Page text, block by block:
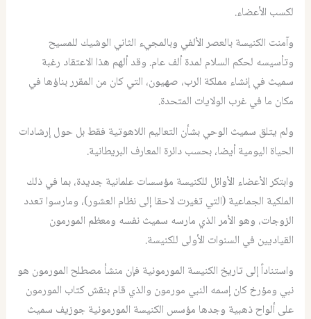
لكسب الأعضاء.
وآمنت الكنيسة بالعصر الألفي وبالمجيء الثاني الوشيك للمسيح
وتأسيسه لحكم السلام لمدة ألف عام. وقد ألهم هذا الاعتقاد رغبة
سميث في إنشاء مملكة الرب، صهيون، التي كان من المقرر بناؤها في
مكان ما في غرب الولايات المتحدة.
ولم يتلق سميث الوحي بشأن التعاليم اللاهوتية فقط بل حول إرشادات
الحياة اليومية أيضا، بحسب دائرة المعارف البريطانية.
وابتكر الأعضاء الأوائل للكنيسة مؤسسات علمانية جديدة، بما في ذلك
الملكية الجماعية (التي تغيرت لاحقا إلى نظام العشور)، ومارسوا تعدد
الزوجات، وهو الأمر الذي مارسه سميث نفسه ومعظم المورمون
القياديين في السنوات الأولى للكنيسة.
واستناداً إلى تاريخ الكنيسة المورمونية فإن منشأ مصطلح المورمون هو
نبي ومؤرخ كان إسمه النبي مورمون والذي قام بنقش كتاب المورمون
على ألواح ذهبية وجدها مؤسس الكنيسة المورمونية جوزيف سميث